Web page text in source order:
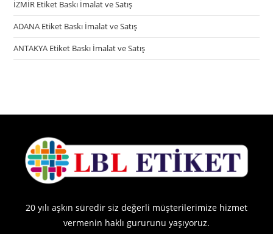
İZMİR Etiket Baskı İmalat ve Satış
ADANA Etiket Baskı İmalat ve Satış
ANTAKYA Etiket Baskı İmalat ve Satış
20 yılı aşkın süredir siz değerli müşterilerimize hizmet
vermenin haklı gururunu yaşıyoruz.